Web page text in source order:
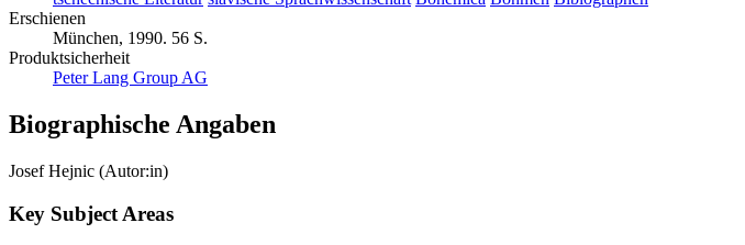
Erschienen
München, 1990. 56 S.
Produktsicherheit
Peter Lang Group AG
Biographische Angaben
Josef Hejnic (Autor:in)
Key Subject Areas